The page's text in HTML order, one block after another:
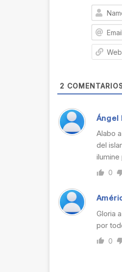
2
Ángel
Alabo
del
ilumine
0
Gloria
por
0